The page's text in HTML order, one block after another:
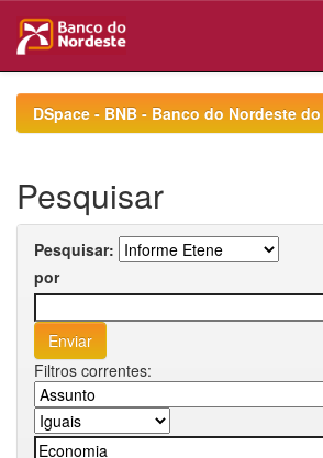
navigationDSpace - BNB - Banco do Nordeste
Pesquisar
Pesquisar:
por
Filtros correntes: